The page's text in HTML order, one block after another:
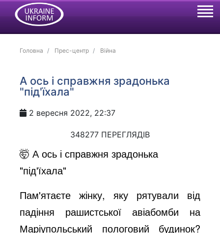
Головна Прес-центр Війна
А ось і справжня зрадонька
"під'їхала"
2 вересня 2022, 22:37
348277 ПЕРЕГЛЯДІВ
🤯 А ось і справжня зрадонька
"під'їхала"
Пам'ятаєте жінку, яку рятували від
падіння рашистської авіабомби на
Маріупольський пологовий будинок?